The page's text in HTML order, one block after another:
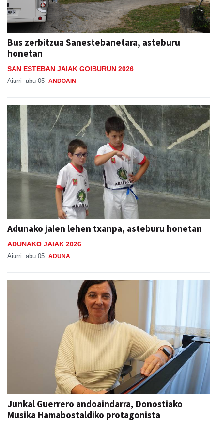
Bus zerbitzua Sanestebanetara, asteburu
honetan
SAN ESTEBAN JAIAK GOIBURUN 2026
Aiurri abu 05 ANDOAIN
Adunako jaien lehen txanpa, asteburu honetan
ADUNAKO JAIAK 2026
Aiurri abu 05 ADUNA
Junkal Guerrero andoaindarra, Donostiako
Musika Hamabostaldiko protagonista